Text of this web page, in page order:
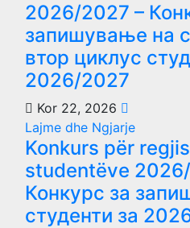
2026/2027 –
запишување на
втор циклус
2026/2027
Kor 22, 2026
Lajme dhe Ngjarje
Konkurs për
studentëve
Конкурс за
студенти за